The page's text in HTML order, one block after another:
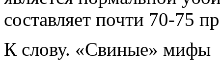
составляет почти 70-75
К слову. «Свиные» мифы